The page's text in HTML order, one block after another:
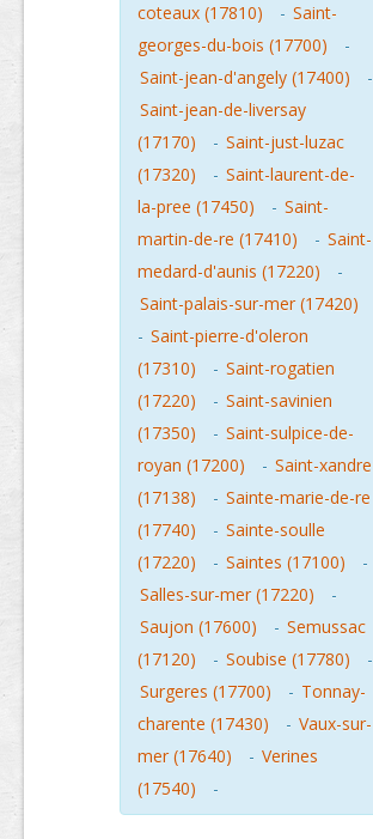
coteaux (17810)
- Saint-
georges-du-bois (17700)
-
Saint-jean-d'angely (17400)
-
Saint-jean-de-liversay
(17170)
- Saint-just-luzac
(17320)
- Saint-laurent-de-
la-pree (17450)
- Saint-
martin-de-re (17410)
- Saint-
medard-d'aunis (17220)
-
Saint-palais-sur-mer (17420)
- Saint-pierre-d'oleron
(17310)
- Saint-rogatien
(17220)
- Saint-savinien
(17350)
- Saint-sulpice-de-
royan (17200)
- Saint-xandre
(17138)
- Sainte-marie-de-re
(17740)
- Sainte-soulle
(17220)
- Saintes (17100)
-
Salles-sur-mer (17220)
-
Saujon (17600)
- Semussac
(17120)
- Soubise (17780)
-
Surgeres (17700)
- Tonnay-
charente (17430)
- Vaux-sur-
mer (17640)
- Verines
(17540)
-